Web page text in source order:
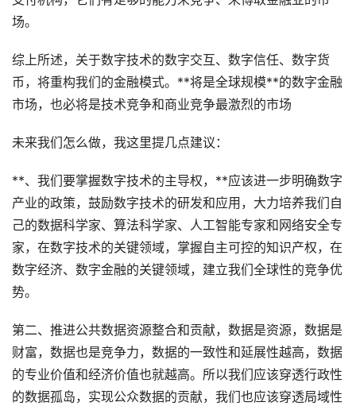
场。
综上所述，关于数字技术的数字交互、数字信任、数字货
币，将重构我们的金融模式。**将是全球规模**的数字金融
市场，也必将是技术竞争和商业竞争最激烈的市场
未来我们怎么做，我这里提几点建议：
**、我们要掌握数字技术的主导权，**应该进一步明确数字
产业的政策，鼓励数字技术的研发和应用，大力培养我们自
己的数据科学家、算法科学家、人工智能专家和网络安全专
家，在数字技术的关键领域，掌握自主可控的知识产权，在
数字经济、数字金融的关键领域，建立我们全球性的竞争优
势。
第二、推进公共数据资源整合和贡献，数据是资源，数据是
财富，数据也是竞争力，数据的一致性和延展性越高，数据
的专业价值和经济价值也就越高。所以我们应该穿透行政性
的数据孤岛，实现公众数据的贡献，我们也应该穿透局域性